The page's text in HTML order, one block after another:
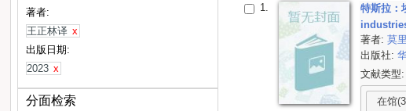
著者:
王正林译 x
出版日期:
2023 x
分面检索
1.
特斯拉
著者:莫
出版社:
文献类型:
在馆